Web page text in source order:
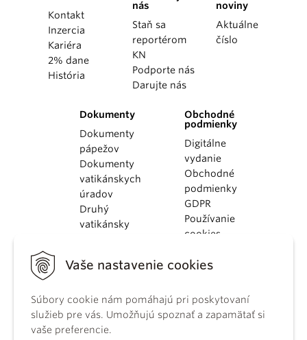
Vaše nastavenie cookies
Súbory cookie nám pomáhajú pri poskytovaní
služieb pre vás. Umožňujú spoznať a zapamätať si
vaše preferencie.
Kontakt
Inzercia
Kariéra
2% dane
História
nás
Staň sa
reportérom
KN
Podporte nás
Darujte nás
noviny
Aktuálne
číslo
Dokumenty
Dokumenty
pápežov
Dokumenty
vatikánskych
úradov
Druhý
vatikánsky
KBS
kánonického
práva
Katechizmus
Obchodné
podmienky
Digitálne
vydanie
Obchodné
podmienky
GDPR
Používanie
cookies